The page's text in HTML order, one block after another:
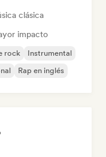
clásica
impacto
rock
Instrumental
Rap en inglés